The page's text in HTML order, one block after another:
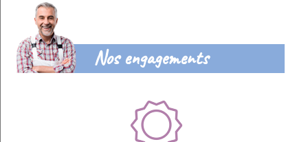
Nos engagements